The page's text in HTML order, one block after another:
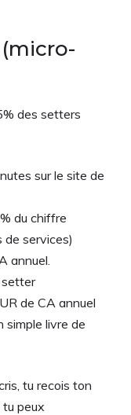
des setters
sur le site de
du chiffre
de services)
annuel.
setter
de CA annuel
simple livre de
tu recois ton
tu peux